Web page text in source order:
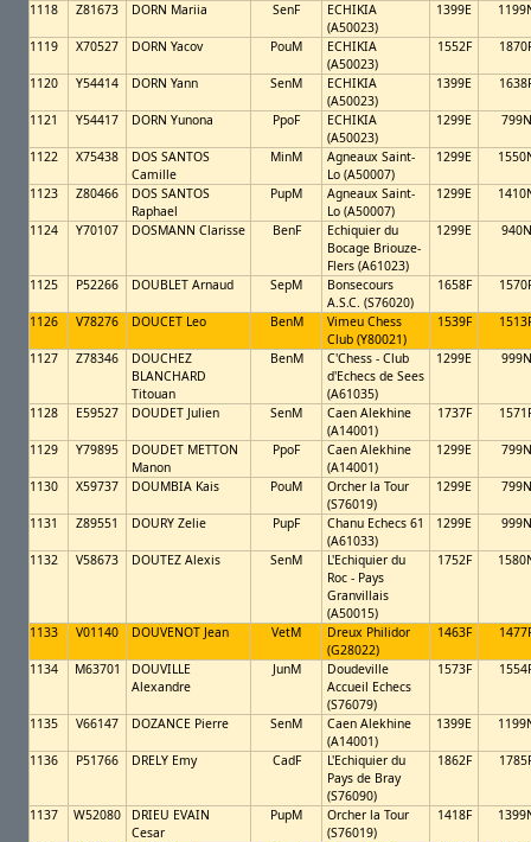
1118 Z81673 DORN Mariia SenF
ECHIKIA
(A50023)
1399E
1119 X70527 DORN Yacov PouM
ECHIKIA
(A50023)
1552F
1120 Y54414 DORN Yann SenM
ECHIKIA
(A50023)
1399E
1121 Y54417 DORN Yunona PpoF
ECHIKIA
(A50023)
1299E 799N
1122 X75438
DOS SANTOS
Camille
MinM
Agneaux Saint-
Lo (A50007)
1299E
1123 Z80466
DOS SANTOS
Raphael
PupM
Agneaux Saint-
Lo (A50007)
1299E
1124 Y70107 DOSMANN Clarisse BenF
Echiquier du
Bocage Briouze-
Flers (A61023)
1299E 940N
1125 P52266 DOUBLET Arnaud SepM
Bonsecours
A.S.C. (S76020)
1658F
1126 V78276 DOUCET Leo BenM
Vimeu Chess
Club (Y80021)
1539F
1127 Z78346
DOUCHEZ
BLANCHARD
Titouan
BenM
C'Chess - Club
d'Echecs de Sees
(A61035)
1299E 999N
1128 E59527 DOUDET Julien SenM
Caen Alekhine
(A14001)
1737F
1129 Y79895
DOUDET METTON
Manon
PpoF
Caen Alekhine
(A14001)
1299E 799N
1130 X59737 DOUMBIA Kais PouM
Orcher la Tour
(S76019)
1299E 799N
1131 Z89551 DOURY Zelie PupF
Chanu Echecs 61
(A61033)
1299E 999N
1132 V58673 DOUTEZ Alexis SenM
L'Echiquier du
Roc - Pays
Granvillais
(A50015)
1752F
1133 V01140 DOUVENOT Jean VetM
Dreux Philidor
(G28022)
1463F
1134 M63701
DOUVILLE
Alexandre
JunM
Doudeville
Accueil Echecs
(S76079)
1573F
1135 V66147 DOZANCE Pierre SenM
Caen Alekhine
(A14001)
1399E
1136 P51766 DRELY Emy CadF
L'Echiquier du
Pays de Bray
(S76090)
1862F
1137 W52080
DRIEU EVAIN
Cesar
PupM
Orcher la Tour
(S76019)
1418F